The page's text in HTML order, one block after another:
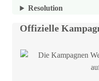
Resolution
Offizielle